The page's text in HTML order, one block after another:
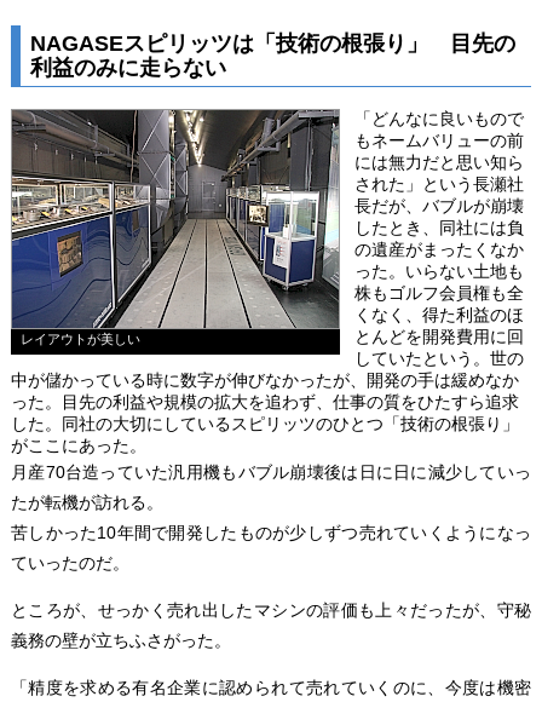
NAGASEスピリッツは「技術の根張り」 目先の
利益のみに走らない
レイアウトが美しい
「どんなに良いもので
もネームバリューの前
には無力だと思い知ら
された」という長瀬社
長だが、バブルが崩壊
したとき、同社には負
の遺産がまったくなか
った。いらない土地も
株もゴルフ会員権も全
くなく、得た利益のほ
とんどを開発費用に回
していたという。世の
中が儲かっている時に数字が伸びなかったが、開発の手は緩めなか
った。目先の利益や規模の拡大を追わず、仕事の質をひたすら追求
した。同社の大切にしているスピリッツのひとつ「技術の根張り」
がここにあった。
月産70台造っていた汎用機もバブル崩壊後は日に日に減少していっ
たが転機が訪れる。
苦しかった10年間で開発したものが少しずつ売れていくようになっ
ていったのだ。
ところが、せっかく売れ出したマシンの評価も上々だったが、守秘
義務の壁が立ちふさがった。
「精度を求める有名企業に認められて売れていくのに、今度は機密